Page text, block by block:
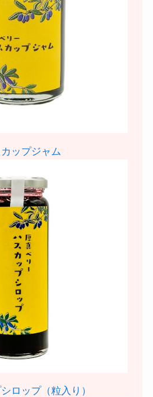
ップジャム
ロップ（粒入り）